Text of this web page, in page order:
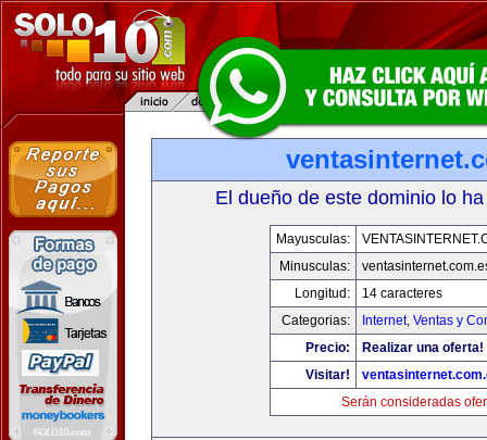
El dueño de este dominio lo
Mayusculas:
Minusculas:
Longitud:
14 caracteres
Categorias:
Internet, Ventas y
Precio:
Realizar una oferta!
Visitar!
Serán consideradas